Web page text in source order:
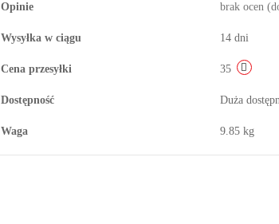
Opinie brak ocen
Wysyłka w ciągu 14 dni
Cena przesyłki 35
Dostępność Duża
Waga 9.85 kg